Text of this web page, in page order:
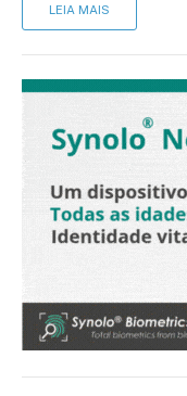
LEIA MAIS